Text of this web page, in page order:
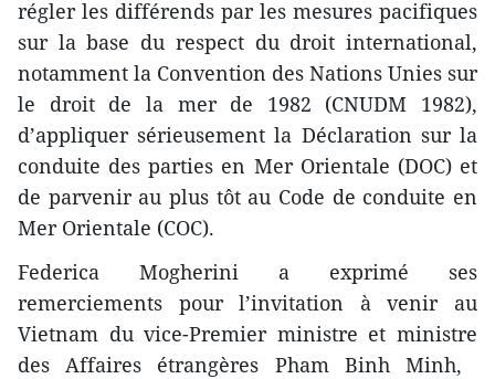
régler les différends par les mesures pacifiques
sur la base du respect du droit international,
notamment la Convention des Nations Unies sur
le droit de la mer de 1982 (CNUDM 1982),
d’appliquer sérieusement la Déclaration sur la
conduite des parties en Mer Orientale (DOC) et
de parvenir au plus tôt au Code de conduite en
Mer Orientale (COC).
Federica Mogherini a exprimé ses
remerciements pour l’invitation à venir au
Vietnam ​du vice-Premier ministre et ministre
des Affaires étrangères Pham Binh Minh, ​